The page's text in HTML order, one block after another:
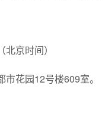
京时间）
花园12号楼609室。